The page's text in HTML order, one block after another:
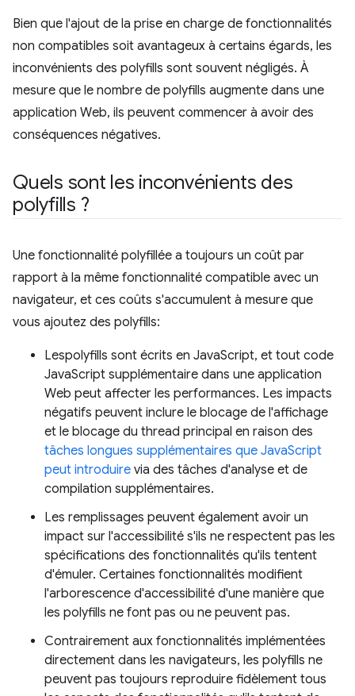
Bien que l'ajout de la prise en charge de fonctionnalités
non compatibles soit avantageux à certains égards, les
inconvénients des polyfills sont souvent négligés. À
mesure que le nombre de polyfills augmente dans une
application Web, ils peuvent commencer à avoir des
conséquences négatives.
Quels sont les inconvénients des
polyfills ?
Une fonctionnalité polyfillée a toujours un coût par
rapport à la même fonctionnalité compatible avec un
navigateur, et ces coûts s'accumulent à mesure que
vous ajoutez des polyfills:
Lespolyfills sont écrits en JavaScript, et tout code
JavaScript supplémentaire dans une application
Web peut affecter les performances. Les impacts
négatifs peuvent inclure le blocage de l'affichage
et le blocage du thread principal en raison des
tâches longues supplémentaires que JavaScript
peut introduire via des tâches d'analyse et de
compilation supplémentaires.
Les remplissages peuvent également avoir un
impact sur l'accessibilité s'ils ne respectent pas les
spécifications des fonctionnalités qu'ils tentent
d'émuler. Certaines fonctionnalités modifient
l'arborescence d'accessibilité d'une manière que
les polyfills ne font pas ou ne peuvent pas.
Contrairement aux fonctionnalités implémentées
directement dans les navigateurs, les polyfills ne
peuvent pas toujours reproduire fidèlement tous